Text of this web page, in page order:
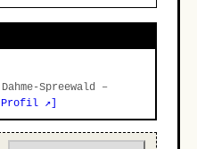
Spreewald –
↗]